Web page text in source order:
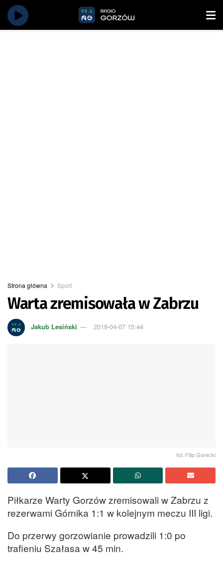
Strona główna Sport
Warta zremisowała w Zabrzu
Jakub Lesiński 2019-04-07 15:44
fot. Filip Górecki
Piłkarze Warty Gorzów zremisowali w Zabrzu z
rezerwami Górnika 1:1 w kolejnym meczu III ligi.
Do przerwy gorzowianie prowadzili 1:0 po
trafieniu Szałasa w 45 min.